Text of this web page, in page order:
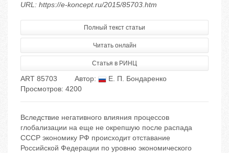
URL: https://e-koncept.ru/2015/85703.htm
Полный текст статьи
Читать онлайн
Статья в РИНЦ
ART 85703 Автор:
Е. П. Бондаренко
Просмотров: 4200
Вследствие негативного влияния процессов
глобализации на еще не окрепшую после распада
СССР экономику РФ происходит отставание
Российской Федерации по уровню экономического